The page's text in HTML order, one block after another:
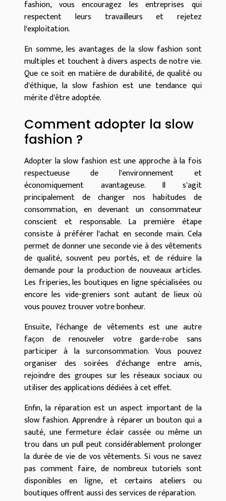
fashion, vous encouragez les entreprises qui
respectent leurs travailleurs et rejetez
l'exploitation.
En somme, les avantages de la slow fashion sont
multiples et touchent à divers aspects de notre vie.
Que ce soit en matière de durabilité, de qualité ou
d'éthique, la slow fashion est une tendance qui
mérite d'être adoptée.
Comment adopter la slow
fashion ?
Adopter la slow fashion est une approche à la fois
respectueuse de l'environnement et
économiquement avantageuse. Il s'agit
principalement de changer nos habitudes de
consommation, en devenant un consommateur
conscient et responsable. La première étape
consiste à préférer l'achat en seconde main. Cela
permet de donner une seconde vie à des vêtements
de qualité, souvent peu portés, et de réduire la
demande pour la production de nouveaux articles.
Les friperies, les boutiques en ligne spécialisées ou
encore les vide-greniers sont autant de lieux où
vous pouvez trouver votre bonheur.
Ensuite, l'échange de vêtements est une autre
façon de renouveler votre garde-robe sans
participer à la surconsommation. Vous pouvez
organiser des soirées d'échange entre amis,
rejoindre des groupes sur les réseaux sociaux ou
utiliser des applications dédiées à cet effet.
Enfin, la réparation est un aspect important de la
slow fashion. Apprendre à réparer un bouton qui a
sauté, une fermeture éclair cassée ou même un
trou dans un pull peut considérablement prolonger
la durée de vie de vos vêtements. Si vous ne savez
pas comment faire, de nombreux tutoriels sont
disponibles en ligne, et certains ateliers ou
boutiques offrent aussi des services de réparation.